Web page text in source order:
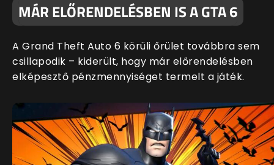
MÁR ELŐRENDELÉSBEN IS A GTA 6
A Grand Theft Auto 6 körüli őrület továbbra sem
csillapodik – kiderült, hogy már előrendelésben
elképesztő pénzmennyiséget termelt a játék.